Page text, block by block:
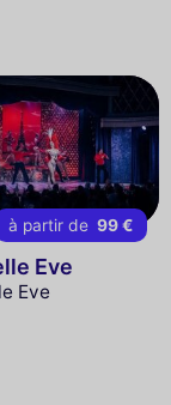
à partir de 99 €
Eve
Eve